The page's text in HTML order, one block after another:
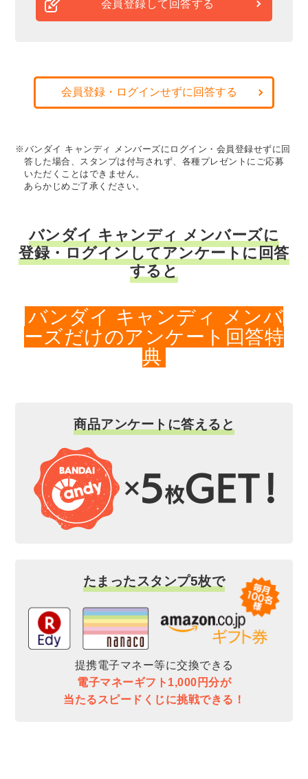
会員登録して回答する
会員登録・ログインせずに回答する
※バンダイ キャンディ メンバーズにログイン・会員登録せずに回
答した場合、スタンプは付与されず、各種プレゼントにご応募
いただくことはできません。
あらかじめご了承ください。
バンダイ キャンディ メンバーズに
登録・ログインしてアンケートに回答
すると
バンダイ キャンディ メンバ
ーズだけのアンケート回答特
典
商品アンケートに答えると
たまったスタンプ5枚で
提携電子マネー等に交換できる
電子マネーギフト1,000円分が
当たるスピードくじに挑戦できる！